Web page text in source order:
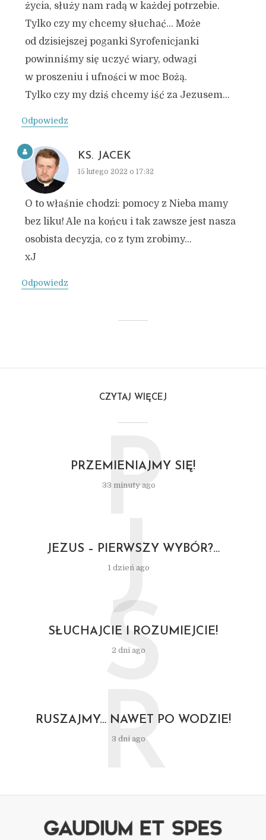
życia, służy nam radą w każdej potrzebie.
Tylko czy my chcemy słuchać… Może
od dzisiejszej poganki Syrofenicjanki
powinniśmy się uczyć wiary, odwagi
w proszeniu i ufności w moc Bożą.
Tylko czy my dziś chcemy iść za Jezusem…
Odpowiedz
KS. JACEK
15 lutego 2022 o 17:32
O to właśnie chodzi: pomocy z Nieba mamy
bez liku! Ale na końcu i tak zawsze jest nasza
osobista decyzja, co z tym zrobimy…
xJ
Odpowiedz
CZYTAJ WIĘCEJ
PRZEMIENIAJMY SIĘ!
33 minuty ago
P
JEZUS – PIERWSZY WYBÓR?…
1 dzień ago
J
SŁUCHAJCIE I ROZUMIEJCIE!
2 dni ago
S
RUSZAJMY… NAWET PO WODZIE!
3 dni ago
R